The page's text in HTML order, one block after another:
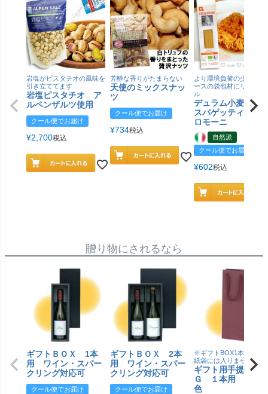
岩塩がピスタチオの風味を
引き立ててます
岩塩ピスタチオ ア
ルペンザルツ使用
クール便でお届け
¥2,700税込
芳醇な香りがたまらない
天使のミックスナッ
ツ
クール便でお届け
¥734税込
より環境負荷の少ない紙
ースの袋包材にリニュー
ル
デュラム小麦 有
スパゲッティ／ジ
ロモーニ
自然派
クール便でお届け
¥602税込
贈り物にされるなら
ギフトＢＯＸ 1本
用 ワイン・スパー
クリング対応可
クール便でお届け
ギフトＢＯＸ 2本
用 ワイン・スパー
クリング対応可
クール便でお届け
※ギフトBOX1本用はこ
紙袋には入りません
ギフト用手提げＢ
Ｇ １本用 エン
色